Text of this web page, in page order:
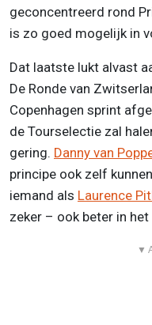
geconcentreerd rond
is zo goed mogelijk in
Dat laatste lukt alvast
De Ronde van
Copenhagen sprint
de Tourselectie zal
gering. Danny van
principe ook zelf
iemand als Laurence
zeker – ook beter in het
▼